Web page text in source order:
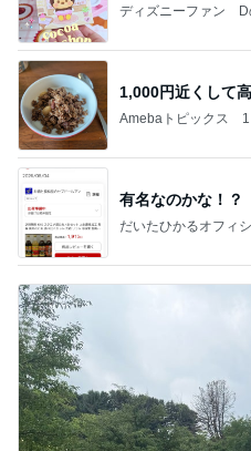
ディズニーファン D
1,000円近くして
Amebaトピックス
有名なのかな！？
だいたひかるオフィ